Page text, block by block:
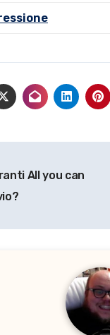
All you can